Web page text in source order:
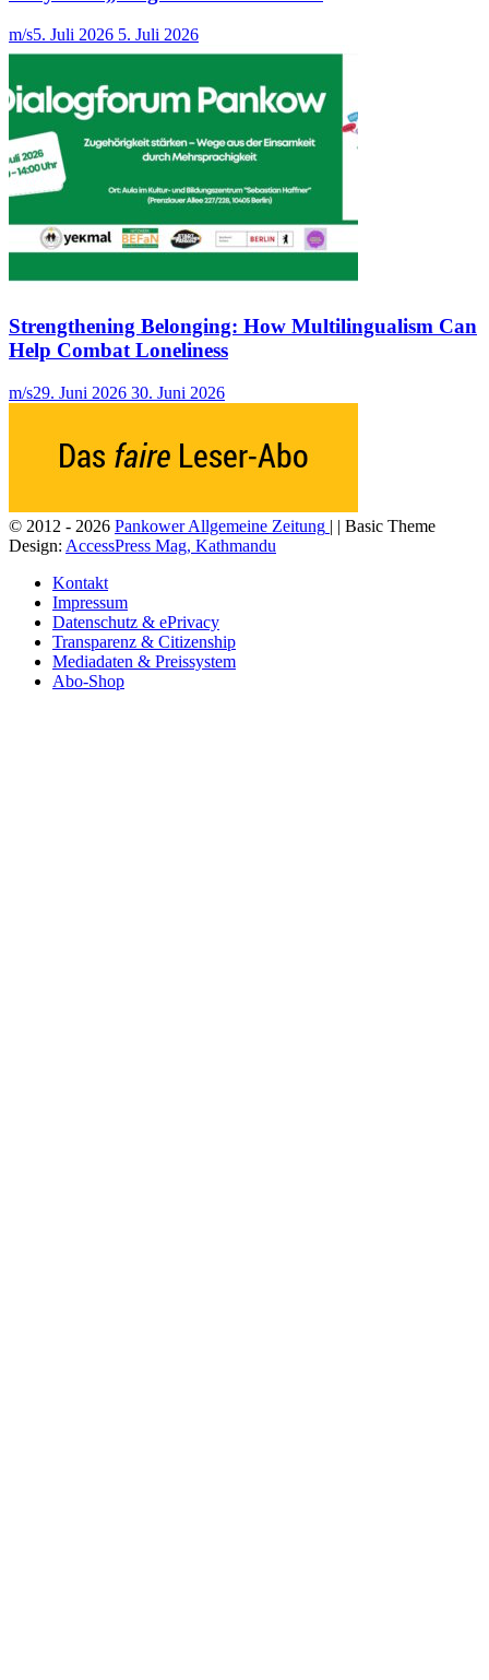
m/s5. Juli 2026 5. Juli 2026
Strengthening Belonging: How Multilingualism Can
Help Combat Loneliness
m/s29. Juni 2026 30. Juni 2026
© 2012 - 2026 Pankower Allgemeine Zeitung | | Basic Theme
Design: AccessPress Mag, Kathmandu
Kontakt
Impressum
Datenschutz & ePrivacy
Transparenz & Citizenship
Mediadaten & Preissystem
Abo-Shop